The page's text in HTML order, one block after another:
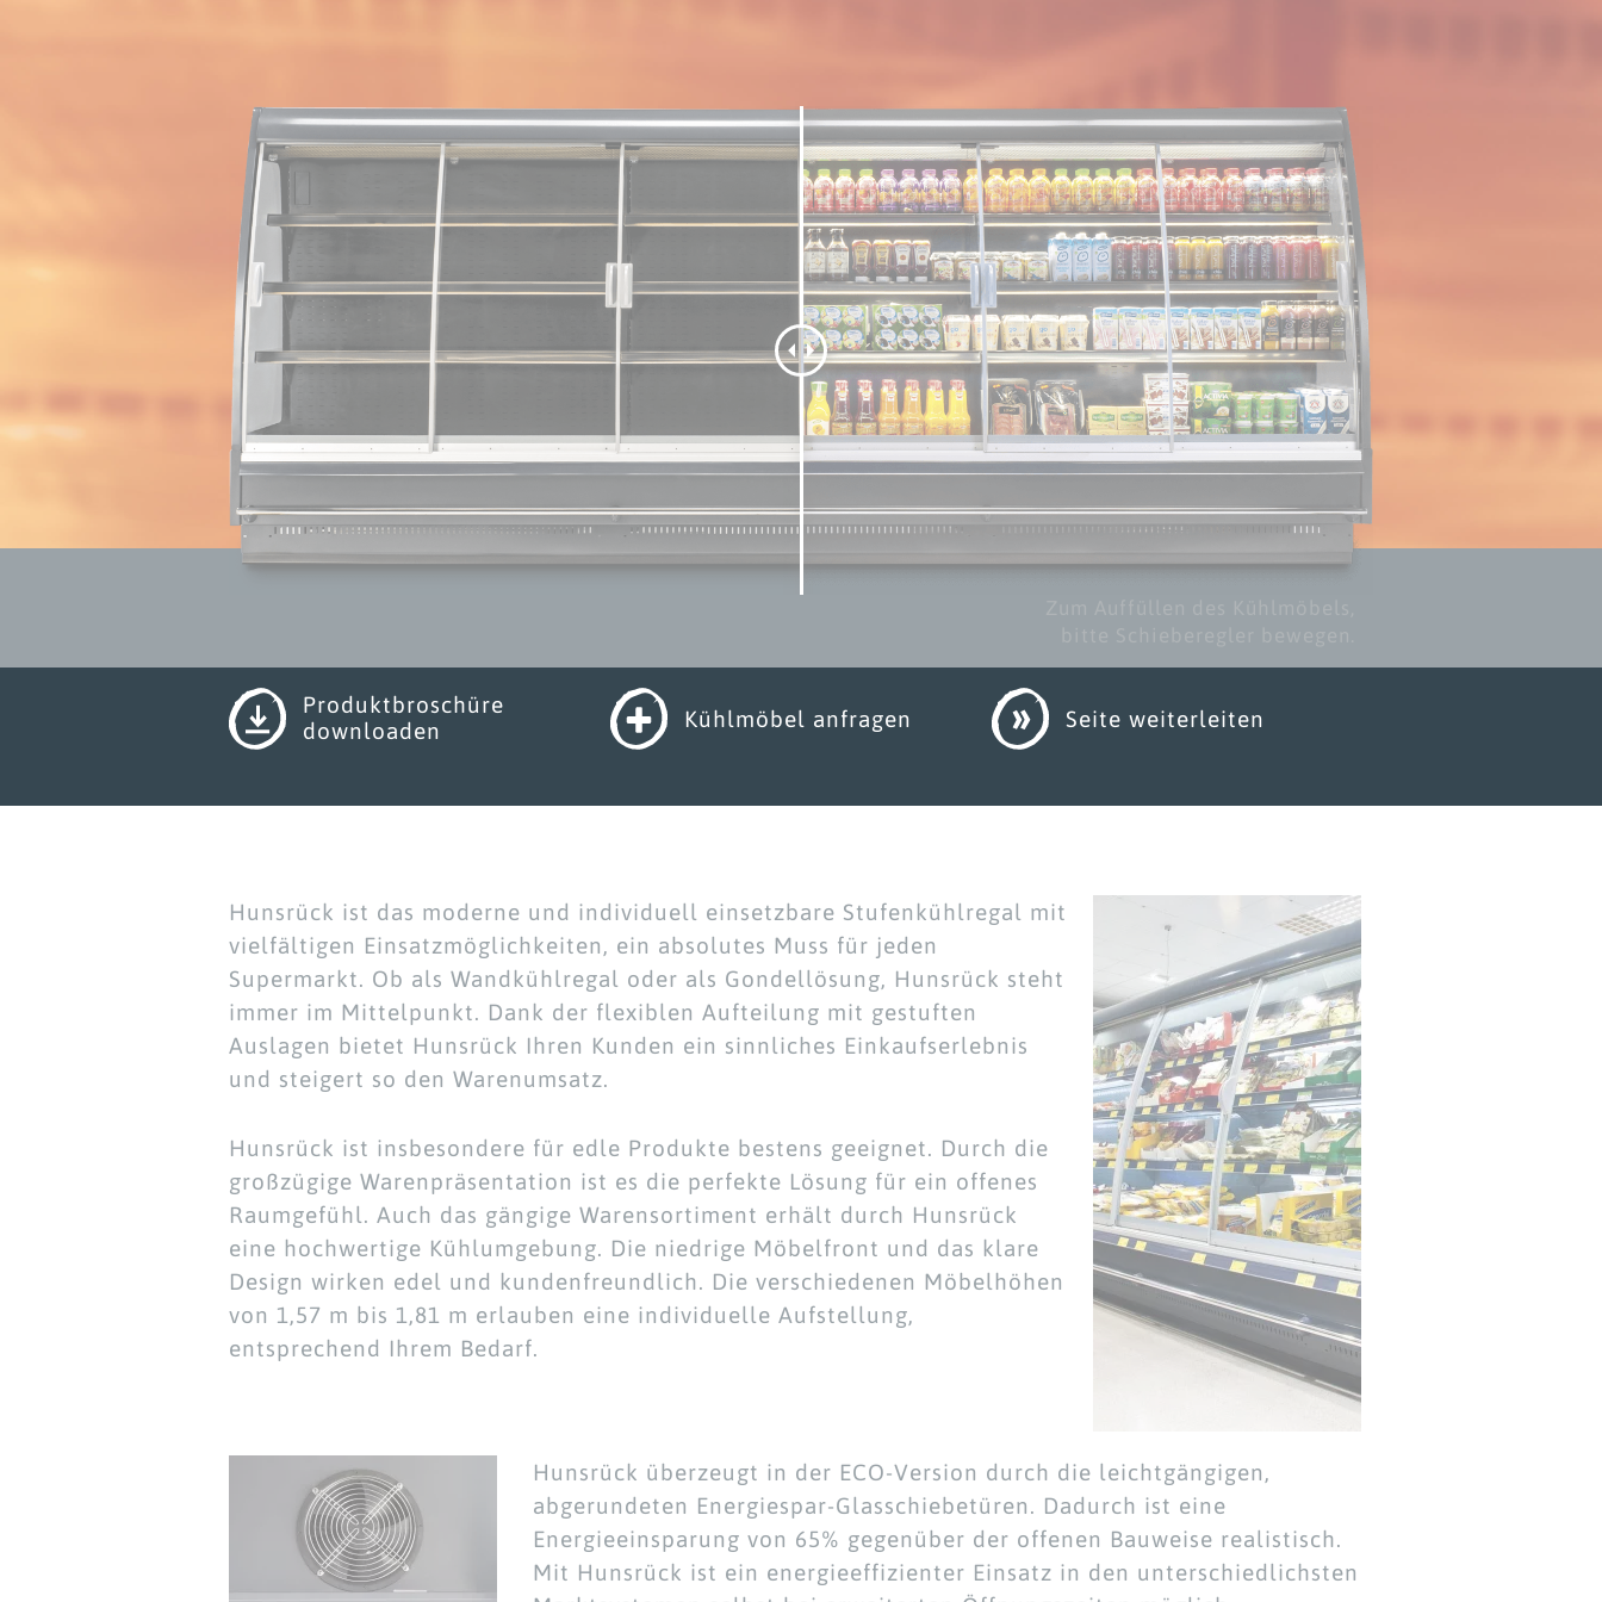
Produktbroschüre
downloaden
Kühlmöbel anfragen Seite weiterleiten
Hunsrück ist das moderne und individuell einsetzbare Stufenkühlregal mit
vielfältigen Einsatzmöglichkeiten, ein absolutes Muss für jeden
Supermarkt. Ob als Wandkühlregal oder als Gondellösung, Hunsrück steht
immer im Mittelpunkt. Dank der flexiblen Aufteilung mit gestuften
Auslagen bietet Hunsrück Ihren Kunden ein sinnliches Einkaufserlebnis
und steigert so den Warenumsatz.
Hunsrück ist insbesondere für edle Produkte bestens geeignet. Durch die
großzügige Warenpräsentation ist es die perfekte Lösung für ein offenes
Raumgefühl. Auch das gängige Warensortiment erhält durch Hunsrück
eine hochwertige Kühlumgebung. Die niedrige Möbelfront und das klare
Design wirken edel und kundenfreundlich. Die verschiedenen Möbelhöhen
von 1,57 m bis 1,81 m erlauben eine individuelle Aufstellung,
entsprechend Ihrem Bedarf.
Hunsrück überzeugt in der ECO-Version durch die leichtgängigen,
abgerundeten Energiespar-Glasschiebetüren. Dadurch ist eine
Energieeinsparung von 65% gegenüber der offenen Bauweise realistisch.
Mit Hunsrück ist ein energieeffizienter Einsatz in den unterschiedlichsten